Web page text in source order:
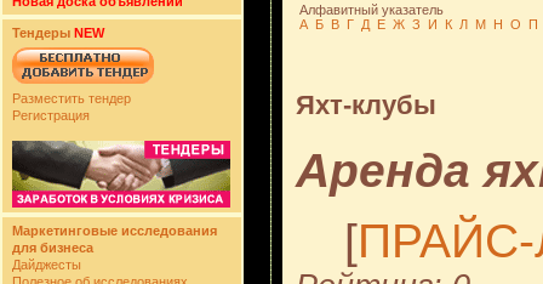
Тендеры NEW
Разместить тендер
Регистрация
Маркетинговые исследования
для бизнеса
Дайджесты
Алфавитный указатель
А Б В Г Д Е Ж З И К Л М Н О П
Яхт-клубы
Аренда
[